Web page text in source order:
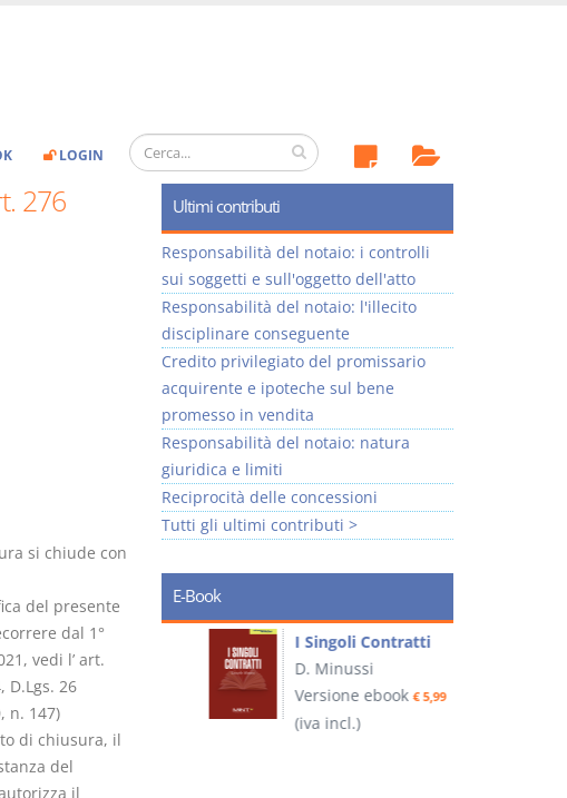
LOGIN
276
si chiude con
del presente
dal 1°
vedi l’ art.
D.Lgs. 26
n. 147)
di chiusura, il
del
il
Ultimi contributi
Responsabilità del notaio: i controlli
sui soggetti e sull'oggetto dell'atto
Responsabilità del notaio: l'illecito
disciplinare conseguente
Credito privilegiato del promissario
acquirente e ipoteche sul bene
promesso in vendita
Responsabilità del notaio: natura
giuridica e limiti
Reciprocità delle concessioni
Tutti gli ultimi contributi >
E-Book
e
giuridica
ebook
incl.)
I Singoli Contratti
D. Minussi
Versione ebook€ 5,99
(iva incl.)